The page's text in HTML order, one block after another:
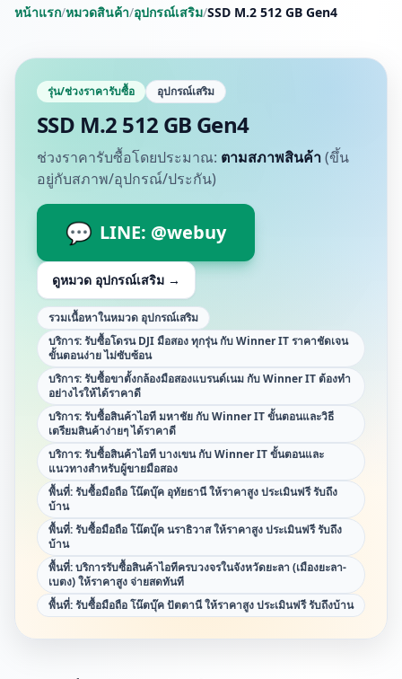
หน้าแรก/หมวดสินค้า/อุปกรณ์เสริม/SSD M.2 512 GB Gen4
รุ่น/ช่วงราคารับซื้อ อุปกรณ์เสริม
SSD M.2 512 GB Gen4
ช่วงราคารับซื้อโดยประมาณ: ตามสภาพสินค้า(ขึ้น
อยู่กับสภาพ/อุปกรณ์/ประกัน)
💬 LINE: @webuy
ดูหมวด อุปกรณ์เสริม →
รวมเนื้อหาในหมวด อุปกรณ์เสริม
บริการ: รับซื้อโดรน DJI มือสอง ทุกรุ่น กับ Winner IT ราคาชัดเจน
ขั้นตอนง่าย ไม่ซับซ้อน
บริการ: รับซื้อขาตั้งกล้องมือสองแบรนด์เนม กับ Winner IT ต้องทำ
อย่างไรให้ได้ราคาดี
บริการ: รับซื้อสินค้าไอที มหาชัย กับ Winner IT ขั้นตอนและวิธี
เตรียมสินค้าง่ายๆ ได้ราคาดี
บริการ: รับซื้อสินค้าไอที บางเขน กับ Winner IT ขั้นตอนและ
แนวทางสำหรับผู้ขายมือสอง
พื้นที่: รับซื้อมือถือ โน๊ตบุ๊ค อุทัยธานี ให้ราคาสูง ประเมินฟรี รับถึง
บ้าน
พื้นที่: รับซื้อมือถือ โน๊ตบุ๊ค นราธิวาส ให้ราคาสูง ประเมินฟรี รับถึง
บ้าน
พื้นที่: บริการรับซื้อสินค้าไอทีครบวงจรในจังหวัดยะลา (เมืองยะลา-
เบตง) ให้ราคาสูง จ่ายสดทันที
พื้นที่: รับซื้อมือถือ โน๊ตบุ๊ค ปัตตานี ให้ราคาสูง ประเมินฟรี รับถึงบ้าน